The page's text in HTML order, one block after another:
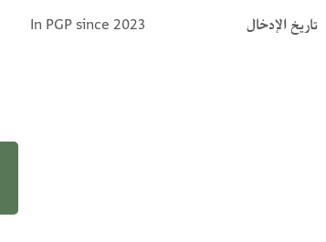
تاريخ الإدخال
In PGP since 2023